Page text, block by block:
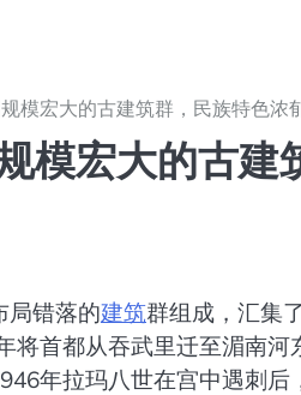
模宏大的古建筑群，民族特色浓
模宏大的古建
局错落的建筑群组成，汇集
将首都从吞武里迁至湄南
年拉玛八世在宫中遇刺